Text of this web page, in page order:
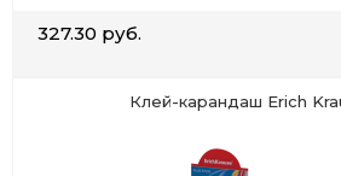
327.30 руб.
Клей-карандаш Erich